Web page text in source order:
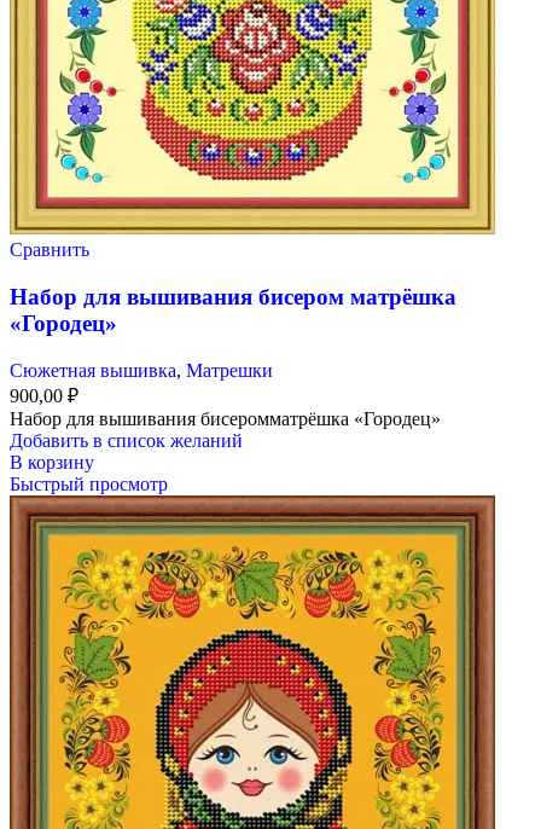
Сравнить
Набор для вышивания бисером матрёшка
«Городец»
Сюжетная вышивка, Матрешки
900,00 ₽
Набор для вышивания бисеромматрёшка «Городец»
Добавить в список желаний
В корзину
Быстрый просмотр